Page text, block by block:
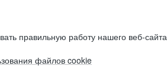
правильную работу нашего веб-
файлов cookie